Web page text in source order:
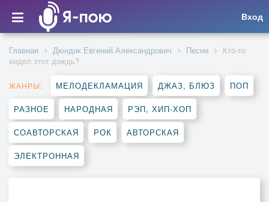
Вход
Главная Дюндик Евгений Александрович Песни
Кто-то
видел этот дождь?
ЖАНРЫ: МЕЛОДЕКЛАМАЦИЯ ДЖАЗ, БЛЮЗ ПОП
РАЗНОЕ НАРОДНАЯ РЭП, ХИП-ХОП
СОАВТОРСКАЯ РОК АВТОРСКАЯ
ЭЛЕКТРОННАЯ